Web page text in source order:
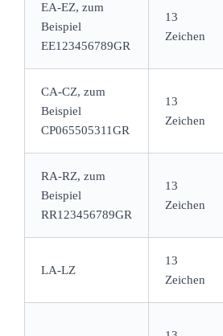
EA-EZ, zum
Beispiel
EE123456789GR
13
Zeichen
CA-CZ, zum
Beispiel
CP065505311GR
13
Zeichen
RA-RZ, zum
Beispiel
RR123456789GR
13
Zeichen
LA-LZ
13
Zeichen